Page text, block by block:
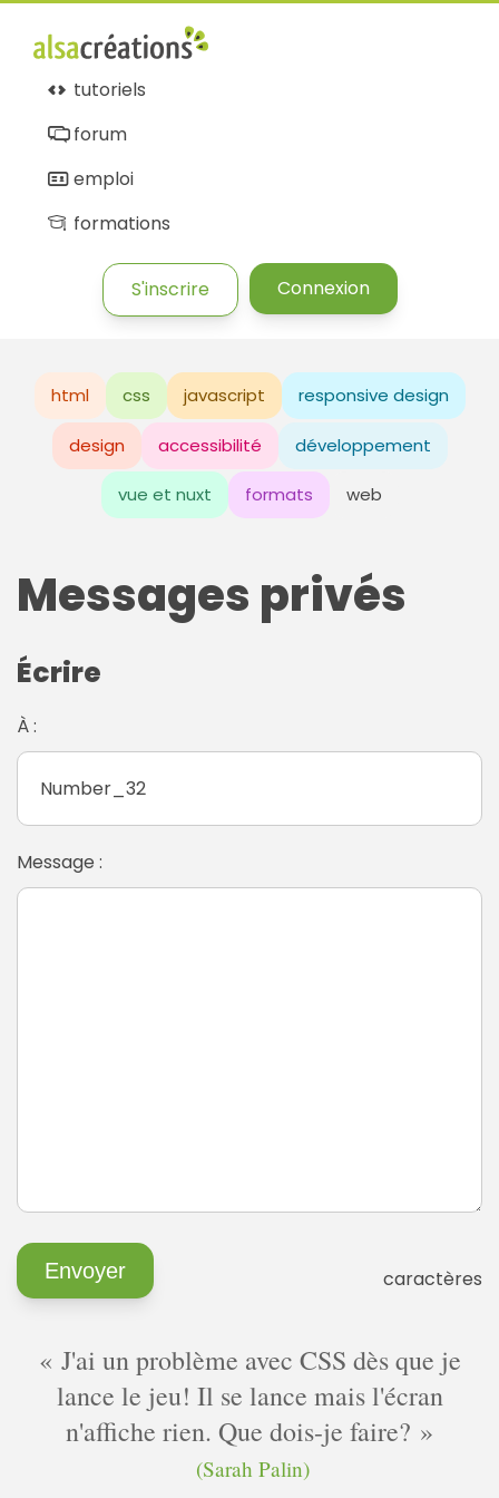
tutoriels
forum
emploi
formations
S'inscrire Connexion
html css javascript responsive design
design accessibilité développement
vue et nuxt formats web
Messages privés
Écrire
À :
Message :
caractères
J'ai un problème avec CSS dès que je
lance le jeu! Il se lance mais l'écran
n'affiche rien. Que dois-je faire?
(Sarah Palin)